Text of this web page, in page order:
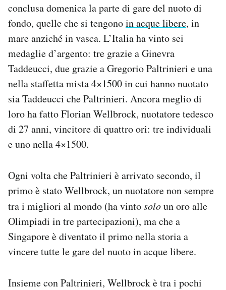
Area Personale
Newsletter
Notifiche mobile
Hai bisogno di aiuto?
Esci
conclusa domenica la parte di gare del nuoto di
fondo, quelle che si tengonoin acque libere, in
mare anziché in vasca. L’Italia ha vinto sei
medaglie d’argento: tre grazie a Ginevra
Taddeucci, due grazie a Gregorio Paltrinieri e una
nella staffetta mista 4×1500 in cui hanno nuotato
sia Taddeucci che Paltrinieri. Ancora meglio di
loro ha fatto Florian Wellbrock, nuotatore tedesco
di 27 anni, vincitore di quattro ori: tre individuali
e uno nella 4×1500.
Ogni volta che Paltrinieri è arrivato secondo, il
primo è stato Wellbrock, un nuotatore non sempre
tra i migliori al mondo (ha vintosoloun oro alle
Olimpiadi in tre partecipazioni), ma che a
Singapore è diventato il primo nella storia a
vincere tutte le gare del nuoto in acque libere.
Insieme con Paltrinieri, Wellbrock è tra i pochi